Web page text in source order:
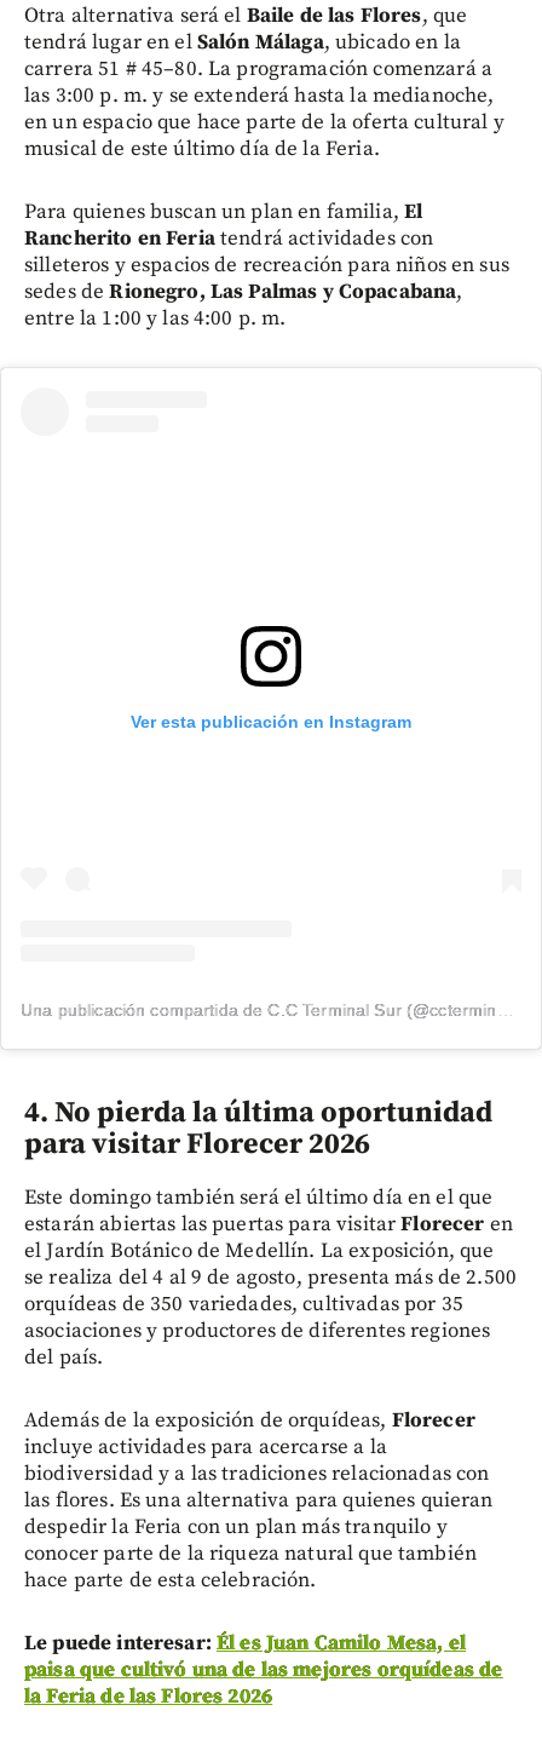
Otra alternativa será el Baile de las Flores, que
tendrá lugar en elSalón Málaga, ubicado en la
carrera 51 # 45–80. La programación comenzará a
las 3:00 p. m. y se extenderá hasta la medianoche,
en un espacio que hace parte de la oferta cultural y
musical de este último día de la Feria.
Para quienes buscan un plan en familia, El
Rancherito en Feriatendrá actividades con
silleteros y espacios de recreación para niños en sus
sedes deRionegro, Las Palmas y Copacabana,
entre la 1:00 y las 4:00 p. m.
Ver esta publicación en Instagram
Una publicación compartida de C.C Terminal Sur (@ccterminalsur)
4. No pierda la última oportunidad
para visitar Florecer 2026
Este domingo también será el último día en el que
estarán abiertas las puertas para visitarFlorecer en
el Jardín Botánico de Medellín. La exposición, que
se realiza del 4 al 9 de agosto, presenta más de 2.500
orquídeas de 350 variedades, cultivadas por 35
asociaciones y productores de diferentes regiones
del país.
Además de la exposición de orquídeas, Florecer
incluye actividades para acercarse a la
biodiversidad y a las tradiciones relacionadas con
las flores. Es una alternativa para quienes quieran
despedir la Feria con un plan más tranquilo y
conocer parte de la riqueza natural que también
hace parte de esta celebración.
Le puede interesar: Él es Juan Camilo Mesa, el
paisa que cultivó una de las mejores orquídeas de
la Feria de las Flores 2026